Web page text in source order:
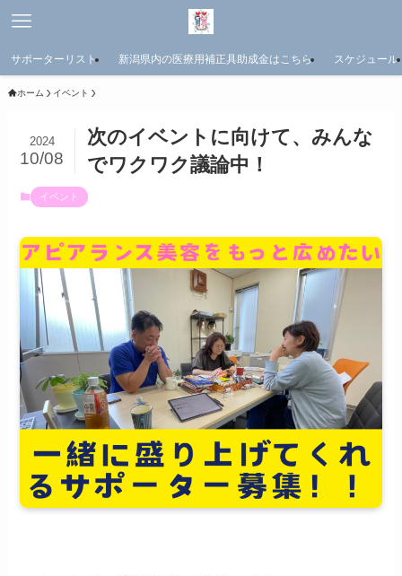
サポーターリスト 新潟県内の医療用補正具助成金はこちら スケジュール
ホーム イベント
次のイベントに向けて、みんな
でワクワク議論中！
2024
10/08
イベント